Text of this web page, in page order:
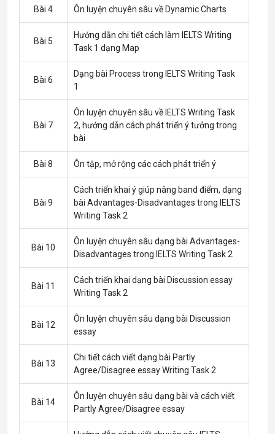
Bài 4 Ôn luyện chuyên sâu về Dynamic Charts
Bài 5
Hướng dẫn chi tiết cách làm IELTS Writing
Task 1 dạng Map
Bài 6
Dạng bài Process trong IELTS Writing Task
1
Bài 7
Ôn luyện chuyên sâu về IELTS Writing Task
2, hướng dẫn cách phát triển ý tưởng trong
bài
Bài 8 Ôn tập, mở rộng các cách phát triển ý
Bài 9
Cách triển khai ý giúp nâng band điểm, dạng
bài Advantages-Disadvantages trong IELTS
Writing Task 2
Bài 10
Ôn luyện chuyên sâu dạng bài Advantages-
Disadvantages trong IELTS Writing Task 2
Bài 11
Cách triển khai dạng bài Discussion essay
Writing Task 2
Bài 12
Ôn luyện chuyên sâu dạng bài Discussion
essay
Bài 13
Chi tiết cách viết dạng bài Partly
Agree/Disagree essay Writing Task 2
Bài 14
Ôn luyện chuyên sâu dạng bài và cách viết
Partly Agree/Disagree essay